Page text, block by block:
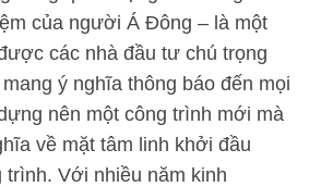
của người Á Đông – là một
các nhà đầu tư chú trọng
ý nghĩa thông báo đến mọi
nên một công trình mới mà
về mặt tâm linh khởi đầu
trình. Với nhiều năm kinh